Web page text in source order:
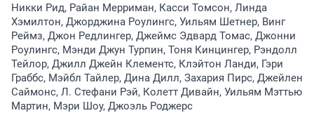
Никки Рид, Райан Мерриман, Касси Томсон, Линда
Хэмилтон, Джорджина Роулингс, Уильям Шетнер, Винг
Реймз, Джон Редлингер, Джеймс Эдвард Томас, Джонни
Роулингс, Мэнди Джун Турпин, Тоня Кинцингер, Рэндолл
Тейлор, Джилл Джейн Клементс, Клэйтон Ланди, Гэри
Граббс, Мэйбл Тайлер, Дина Дилл, Захария Пирс, Джейлен
Саймонс, Л. Стефани Рэй, Колетт Дивайн, Уильям Мэттью
Мартин, Мэри Шоу, Джоэль Роджерс